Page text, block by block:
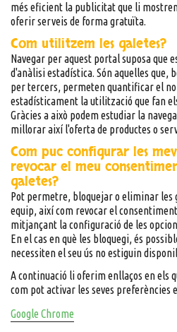
més eficient la publicitat que li
oferir serveis de forma gratuïta.
Com utilitzem les galetes?
Navegar per aquest portal suposa que
d'anàlisi estadística. Són aquelles que,
per tercers, permeten quantificar el
estadísticament la utilització que fan
Gràcies a això podem estudiar la
millorar així l'oferta de productes o
Com puc configurar les
revocar el meu
galetes?
Pot permetre, bloquejar o eliminar les
equip, així com revocar el
mitjançant la configuració de les
En el cas en què les bloquegi, és
necessiten el seu ús no estiguin
A continuació li oferim enllaços en els
com pot activar les seves preferències
Google Chrome